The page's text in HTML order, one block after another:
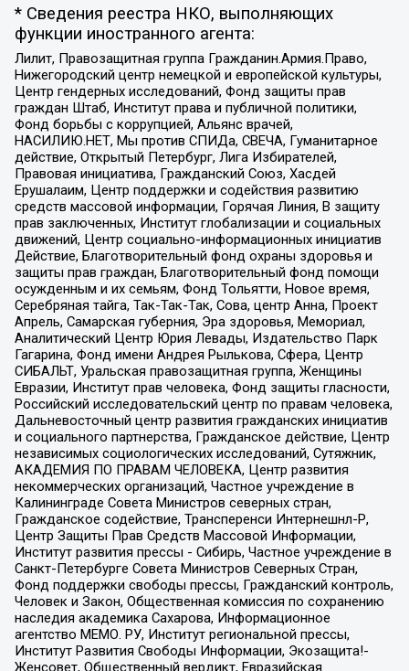
* Сведения реестра НКО, выполняющих
функции иностранного агента:
Лилит, Правозащитная группа Гражданин.Армия.Право,
Нижегородский центр немецкой и европейской культуры,
Центр гендерных исследований, Фонд защиты прав
граждан Штаб, Институт права и публичной политики,
Фонд борьбы с коррупцией, Альянс врачей,
НАСИЛИЮ.НЕТ, Мы против СПИДа, СВЕЧА, Гуманитарное
действие, Открытый Петербург, Лига Избирателей,
Правовая инициатива, Гражданский Союз, Хасдей
Ерушалаим, Центр поддержки и содействия развитию
средств массовой информации, Горячая Линия, В защиту
прав заключенных, Институт глобализации и социальных
движений, Центр социально-информационных инициатив
Действие, Благотворительный фонд охраны здоровья и
защиты прав граждан, Благотворительный фонд помощи
осужденным и их семьям, Фонд Тольятти, Новое время,
Серебряная тайга, Так-Так-Так, Сова, центр Анна, Проект
Апрель, Самарская губерния, Эра здоровья, Мемориал,
Аналитический Центр Юрия Левады, Издательство Парк
Гагарина, Фонд имени Андрея Рылькова, Сфера, Центр
СИБАЛЬТ, Уральская правозащитная группа, Женщины
Евразии, Институт прав человека, Фонд защиты гласности,
Российский исследовательский центр по правам человека,
Дальневосточный центр развития гражданских инициатив
и социального партнерства, Гражданское действие, Центр
независимых социологических исследований, Сутяжник,
АКАДЕМИЯ ПО ПРАВАМ ЧЕЛОВЕКА, Центр развития
некоммерческих организаций, Частное учреждение в
Калининграде Совета Министров северных стран,
Гражданское содействие, Трансперенси Интернешнл-Р,
Центр Защиты Прав Средств Массовой Информации,
Институт развития прессы - Сибирь, Частное учреждение в
Санкт-Петербурге Совета Министров Северных Стран,
Фонд поддержки свободы прессы, Гражданский контроль,
Человек и Закон, Общественная комиссия по сохранению
наследия академика Сахарова, Информационное
агентство МЕМО. РУ, Институт региональной прессы,
Институт Развития Свободы Информации, Экозащита!-
Женсовет, Общественный вердикт, Евразийская